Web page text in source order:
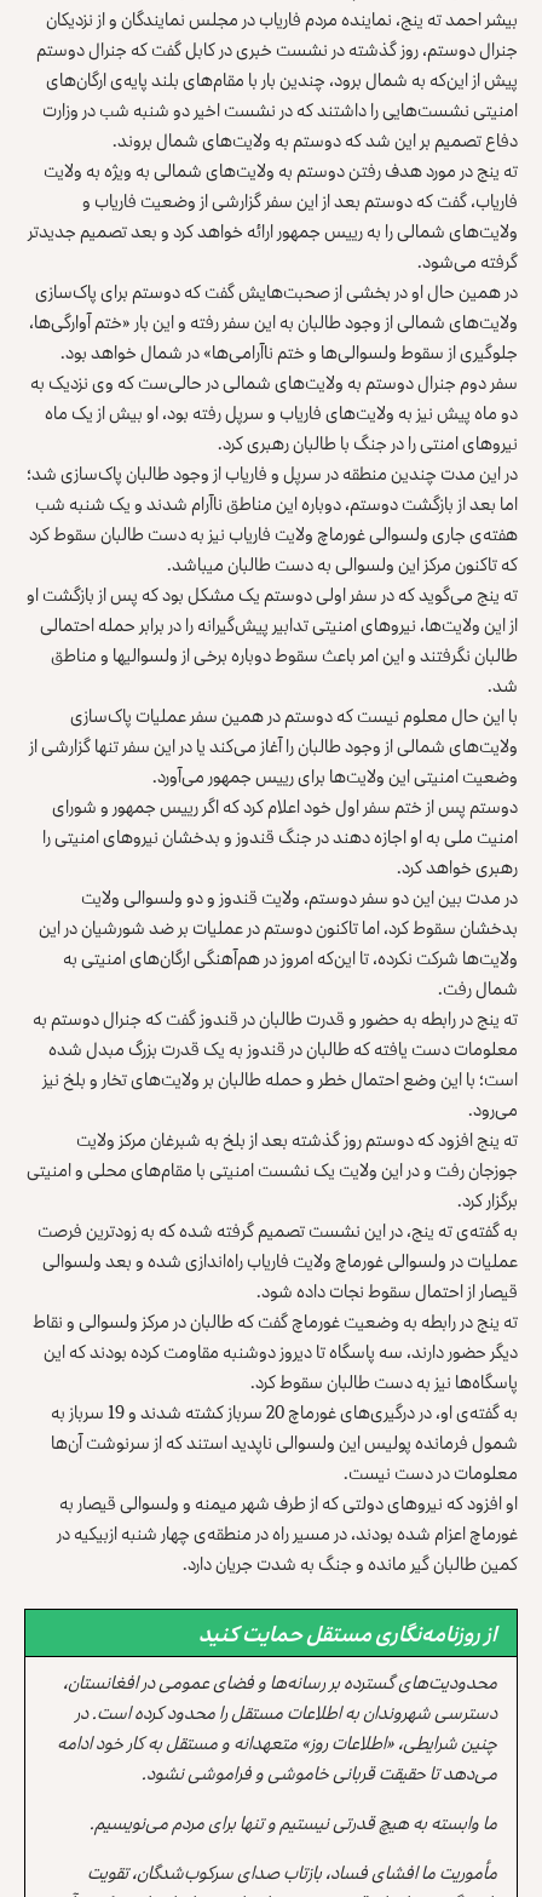
بیشر احمد ته ینج، نماینده مردم فاریاب در مجلس نمایندگان و از نزدیکان
جنرال دوستم، روز گذشته در نشست خبری در کابل گفت که جنرال دوستم
پیش از این‌که به شمال برود، چندین بار با مقام‌های بلند پایه‌ی ارگان‌های
امنیتی نشست‌هایی را داشتند که در نشست اخیر دو شنبه شب در وزارت
دفاع تصمیم بر این شد که دوستم به ولایت‌های شمال بروند.
ته ینج در مورد هدف رفتن دوستم به ولایت‌های شمالی به ویژه به ولایت
فاریاب، گفت که دوستم بعد از این سفر گزارشی از وضعیت فاریاب و
ولایت‌های شمالی را به رییس جمهور ارائه خواهد کرد و بعد تصمیم جدیدتر
گرفته می‌شود.
در همین حال او در بخشی از صحبت‌هایش گفت که دوستم برای پاک‌سازی
ولایت‌های شمالی از وجود طالبان به این سفر رفته و این بار «ختم آوارگی‌ها،
جلوگیری از سقوط ولسوالی‌ها و ختم ناآرامی‌ها» در شمال خواهد بود.
سفر دوم جنرال دوستم به ولایت‌های شمالی در حالی‌ست که وی نزدیک به
دو ماه پیش نیز به ولایت‌های فاریاب و سرپل رفته بود، او بیش از یک ماه
نیروهای امنتی را در جنگ با طالبان رهبری کرد.
در این مدت چندین منطقه در سرپل و فاریاب از وجود طالبان پاک‌سازی شد؛
اما بعد از بازگشت دوستم، دوباره این مناطق ناآرام شدند و یک شنبه شب
هفته‌ی جاری ولسوالی غورماچ ولایت فاریاب نیز به دست طالبان سقوط کرد
که تاکنون مرکز این ولسوالی به دست طالبان می‎باشد.
ته ینج می‌گوید که در سفر اولی دوستم یک مشکل بود که پس از بازگشت او
از این ولایت‌ها، نیروهای امنیتی تدابیر پیش‌گیرانه را در برابر حمله احتمالی
طالبان نگرفتند و این امر باعث سقوط دوباره برخی از ولسوالی‎ها و مناطق
شد.
با این حال معلوم نیست که دوستم در همین سفر عملیات پاک‌سازی
ولایت‌های شمالی از وجود طالبان را آغاز می‌کند یا در این سفر تنها گزارشی از
وضعیت امنیتی این ولایت‌ها برای رییس جمهور می‌آورد.
دوستم پس از ختم سفر اول خود اعلام کرد که اگر رییس جمهور و شورای
امنیت ملی به او اجازه دهند در جنگ قندوز و بدخشان نیروهای امنیتی را
رهبری خواهد کرد.
در مدت بین این دو سفر دوستم، ولایت قندوز و دو ولسوالی ولایت
بدخشان سقوط کرد، اما تاکنون دوستم در عملیات بر ضد شورشیان در این
ولایت‌ها شرکت نکرده، تا این‌که امروز در هم‌آهنگی ارگان‌های امنیتی به
شمال رفت.
ته ینج در رابطه به حضور و قدرت طالبان در قندوز گفت که جنرال دوستم به
معلومات دست یافته که طالبان در قندوز به یک قدرت بزرگ مبدل شده
است؛ با این وضع احتمال خطر و حمله طالبان بر ولایت‌های تخار و بلخ نیز
می‌رود.
ته ینج افزود که دوستم روز گذشته بعد از بلخ به شبرغان مرکز ولایت
جوزجان رفت و در این ولایت یک نشست امنیتی با مقام‌های محلی و امنیتی
برگزار کرد.
به گفته‌ی ته ینج، در این نشست تصمیم گرفته شده که به زودترین فرصت
عملیات در ولسوالی غورماچ ولایت فاریاب راه‌اندازی شده و بعد ولسوالی
قیصار از احتمال سقوط نجات داده شود.
ته ینج در رابطه به وضعیت غورماچ گفت که طالبان در مرکز ولسوالی و نقاط
دیگر حضور دارند، سه پاسگاه تا دیروز دوشنبه مقاومت کرده بودند که این
پاسگاه‌ها نیز به دست طالبان سقوط کرد.
به گفته‌ی او، در درگیری‌های غورماچ 20 سرباز کشته شدند و 19 سرباز به
شمول فرمانده پولیس این ولسوالی ناپدید استند که از سرنوشت آن‌ها
معلومات در دست نیست.
او افزود که نیروهای دولتی که از طرف شهر میمنه و ولسوالی قیصار به
غورماچ اعزام شده بودند، در مسیر راه در منطقه‌ی چهار شنبه ازبیکیه در
کمین طالبان گیر مانده و جنگ به شدت جریان دارد.
از روزنامه‌نگاری مستقل حمایت کنید
محدودیت‌های گسترده بر رسانه‌ها و فضای عمومی در افغانستان،
دسترسی شهروندان به اطلاعات مستقل را محدود کرده است. در
چنین شرایطی، «اطلاعات روز» متعهدانه و مستقل به کار خود ادامه
می‌دهد تا حقیقت قربانی خاموشی و فراموشی نشود.
ما وابسته به هیچ قدرتی نیستیم و تنها برای مردم می‌نویسیم.
مأموریت ما افشای فساد، بازتاب صدای سرکوب‌شدگان، تقویت